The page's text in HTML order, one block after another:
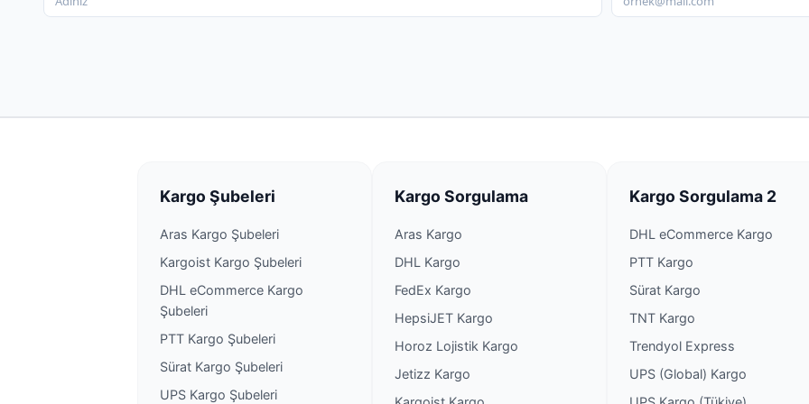
DHL eCommerce Kargo
DHL eCommerce Kargo
DHL eCommerce Kargo
DHL eCommerce Kargo
Kargo Şubeleri
Aras Kargo Şubeleri
Kargoist Kargo Şubeleri
DHL eCommerce Kargo
Şubeleri
PTT Kargo Şubeleri
Sürat Kargo Şubeleri
UPS Kargo Şubeleri
Kargo Sorgulama
Aras Kargo
DHL Kargo
FedEx Kargo
HepsiJET Kargo
Horoz Lojistik Kargo
Jetizz Kargo
Kargo Sorgulama 2
DHL eCommerce Kargo
PTT Kargo
Sürat Kargo
TNT Kargo
Trendyol Express
UPS (Global) Kargo